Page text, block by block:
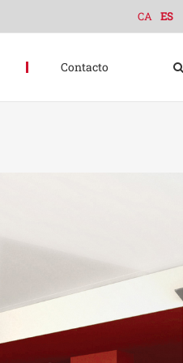
CA ES
Contacto